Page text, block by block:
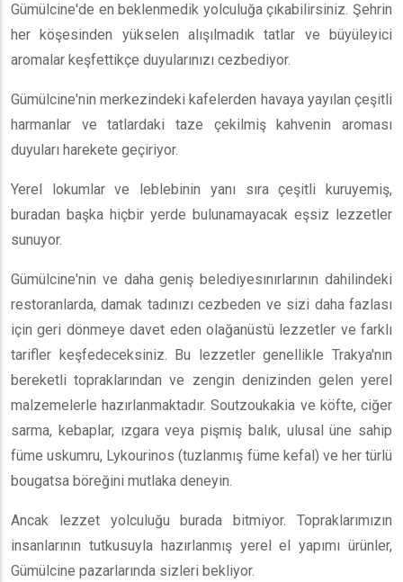
Gümülcine'de en beklenmedik yolculuğa çıkabilirsiniz. Şehrin
her köşesinden yükselen alışılmadık tatlar ve büyüleyici
aromalar keşfettikçe duyularınızı cezbediyor.
Gümülcine'nin merkezindeki kafelerden havaya yayılan çeşitli
harmanlar ve tatlardaki taze çekilmiş kahvenin aroması
duyuları harekete geçiriyor.
Yerel lokumlar ve leblebinin yanı sıra çeşitli kuruyemiş,
buradan başka hiçbir yerde bulunamayacak eşsiz lezzetler
sunuyor.
Gümülcine'nin ve daha geniş belediyesınırlarının dahilindeki
restoranlarda, damak tadınızı cezbeden ve sizi daha fazlası
için geri dönmeye davet eden olağanüstü lezzetler ve farklı
tarifler keşfedeceksiniz. Bu lezzetler genellikle Trakya'nın
bereketli topraklarından ve zengin denizinden gelen yerel
malzemelerle hazırlanmaktadır. Soutzoukakia ve köfte, ciğer
sarma, kebaplar, ızgara veya pişmiş balık, ulusal üne sahip
füme uskumru, Lykourinos (tuzlanmış füme kefal) ve her türlü
bougatsa böreğini mutlaka deneyin.
Ancak lezzet yolculuğu burada bitmiyor. Topraklarımızın
insanlarının tutkusuyla hazırlanmış yerel el yapımı ürünler,
Gümülcine pazarlarında sizleri bekliyor.